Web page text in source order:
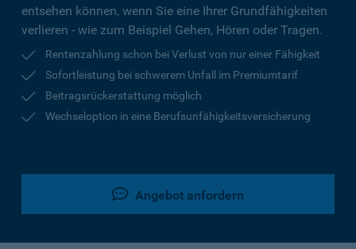
entsehen können, wenn Sie eine Ihrer Grundfähigkeiten
verlieren - wie zum Beispiel Gehen, Hören oder Tragen.
Rentenzahlung schon bei Verlust von nur einer Fähigkeit
Sofortleistung bei schwerem Unfall im Premiumtarif
Beitragsrückerstattung möglich
Wechseloption in eine Berufsunfähigkeitsversicherung
Angebot anfordern